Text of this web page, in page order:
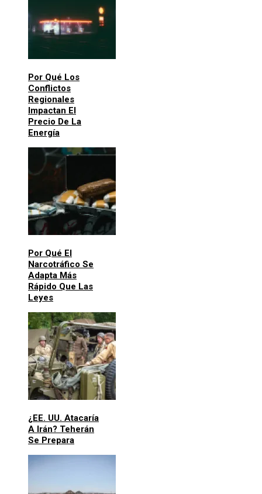
Por Qué Los
Conflictos
Regionales
Impactan El
Precio De La
Energía
Por Qué El
Narcotráfico Se
Adapta Más
Rápido Que Las
Leyes
¿EE. UU. Atacaría
A Irán? Teherán
Se Prepara